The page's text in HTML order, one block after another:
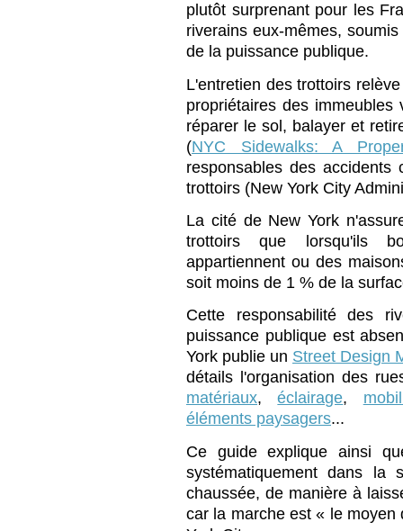
plutôt surprenant pour les
riverains eux-mêmes,
de la puissance publique.
L'entretien des trottoirs
propriétaires des
réparer le sol, balayer et
(NYC Sidewalks: A
responsables des
trottoirs (New York City
La cité de New York
trottoirs que lorsqu'ils
appartiennent ou des
soit moins de 1 % de la
Cette responsabilité des
puissance publique est
York publie un Street Design
détails l'organisation des
matériaux,éclairage,
éléments paysagers...
Ce guide explique ainsi
systématiquement dans
chaussée, de manière à
car la marche est « le